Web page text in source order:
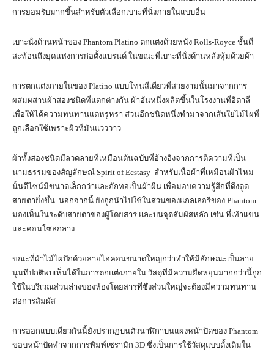
การยอมรับมากขึ้นสำหรับตัวเลือกเบาะที่นั่งภายในแบบอื่น
เบาะนั่งด้านหน้าของ Phantom Platino ตกแต่งด้วยหนัง Rolls-Royce ชั้นดี
สะท้อนถึงยุคแห่งการก่อตั้งแบรนด์ ในขณะที่เบาะที่นั่งด้านหลังหุ้มด้วยผ้า
การตกแต่งภายในของ Platino แบบโทนสีเดียวที่สวยงามนั้นมาจากการ
ผสมผสานผ้าสองชนิดที่แตกต่างกัน ผ้าอันหนึ่งผลิตขึ้นในโรงงานที่อิตาลี
เพื่อให้ได้ความทนทานแต่หรูหรา ส่วนอีกชนิดหนึ่งทำมาจากเส้นใยไม้ไผ่ที่
ถูกเลือกใช้เพราะผิวที่มันแวววาว
ผ้าทั้งสองชนิดมีลวดลายที่เหมือนต้นฉบับที่อ้างอิงจากการตีความที่เป็น
นามธรรมของสัญลักษณ์ Spirit of Ecstasy สำหรับเนื้อผ้าที่เหมือนผ้าไหม
นั้นดีไซน์มีขนาดเล็กกว่าและถักทอเป็นผ้าผืน เพื่อมอบความรู้สึกที่ดึงดูด
สายตายิ่งขึ้น นอกจากนี้ ยังถูกนำไปใช้ในส่วนของแกลเลอรีของ Phantom
มองเห็นในระดับสายตาของผู้โดยสาร และบนจุดสัมผัสหลัก เช่น ที่เท้าแขน
และคอนโซลกลาง
ขณะที่ผ้าไม้ไผ่ปักด้วยลายไอคอนขนาดใหญ่กว่าทำให้มีลักษณะเป็นลาย
นูนที่ปกติพบเห็นได้ในการตกแต่งภายใน วัสดุที่มีความยืดหยุ่นมากกว่านี้ถูก
ใช้ในบริเวณส่วนล่างของห้องโดยสารที่ซึ่งส่วนใหญ่จะต้องมีความทนทาน
ต่อการสัมผัส
การออกแบบเดียวกันนี้ยังปรากฏบนตัวนาฬิกาบนแผงหน้าปัดของ Phantom
ขอบหน้าปัดทำจากการพิมพ์เซรามิก 3D ซึ่งเป็นการใช้วัสดุแบบดั้งเดิมใน